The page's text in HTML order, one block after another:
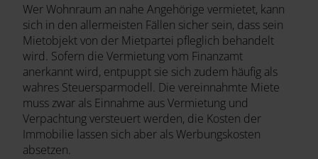
Wer Wohnraum an nahe Angehörige vermietet, kann
sich in den allermeisten Fällen sicher sein, dass sein
Mietobjekt von der Mietpartei pfleglich behandelt
wird. Sofern die Vermietung vom Finanzamt
anerkannt wird, entpuppt sie sich zudem häufig als
wahres Steuersparmodell. Die vereinnahmte Miete
muss zwar als Einnahme aus Vermietung und
Verpachtung versteuert werden, die Kosten der
Immobilie lassen sich aber als Werbungskosten
absetzen.